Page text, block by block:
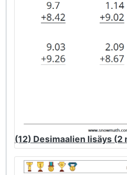
(12) Desimaalien lisäys (2